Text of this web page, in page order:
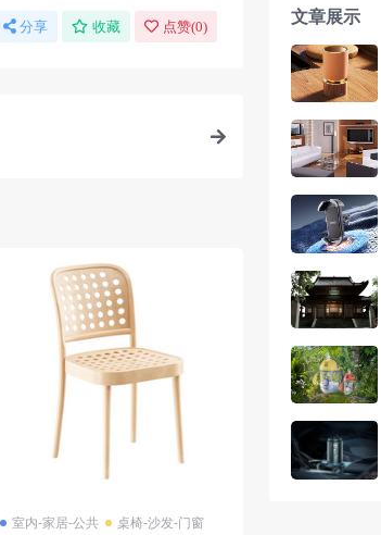
分享 收藏 点赞(0)
室内-家居-公共 桌椅-沙发-门窗
文章展示